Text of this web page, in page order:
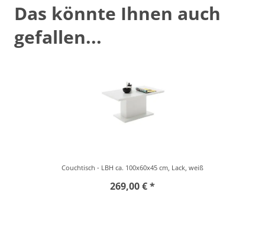
Das könnte Ihnen auch
gefallen...
Couchtisch - LBH ca. 100x60x45 cm, Lack, weiß
269,00 € *